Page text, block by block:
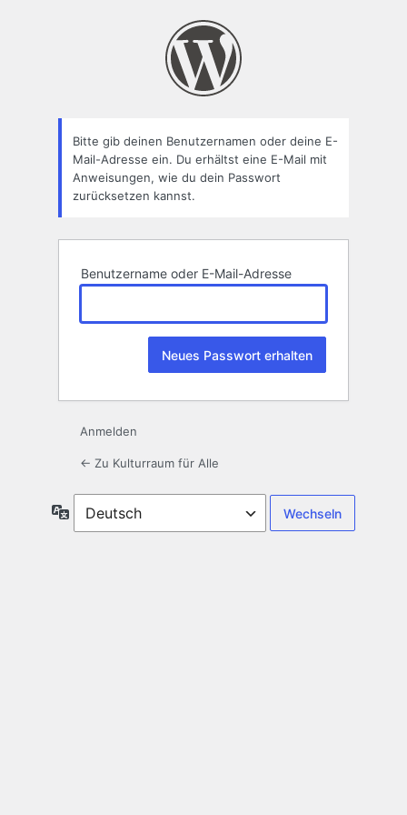
Bitte gib deinen Benutzernamen oder deine E-
Mail-Adresse ein. Du erhältst eine E-Mail mit
Anweisungen, wie du dein Passwort
zurücksetzen kannst.
Benutzername oder E-Mail-Adresse
Anmelden
← Zu Kulturraum für Alle
Sprache